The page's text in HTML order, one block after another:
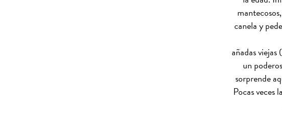
canela y
añadas
un
sorprende
Pocas veces